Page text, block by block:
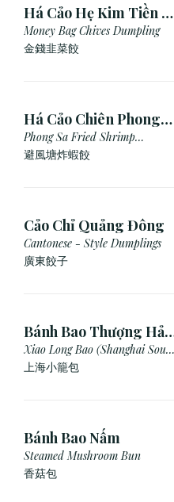
Há Cảo Hẹ Kim Tiền (3
Viên)
Money Bag Chives Dumpling
金錢韭菜餃
Há Cảo Chiên Phong
Sa
Phong Sa Fried Shrimp
Dumpling (Garlic Breadcrumb)
避風塘炸蝦餃
Cảo Chỉ Quảng Đông
Cantonese - Style Dumplings
廣東餃⼦
Bánh Bao Thượng Hải
(3 Viên)
Xiao Long Bao (Shanghai Soup
Dumpling)
上海小籠包
Bánh Bao Nấm
Steamed Mushroom Bun
香菇包